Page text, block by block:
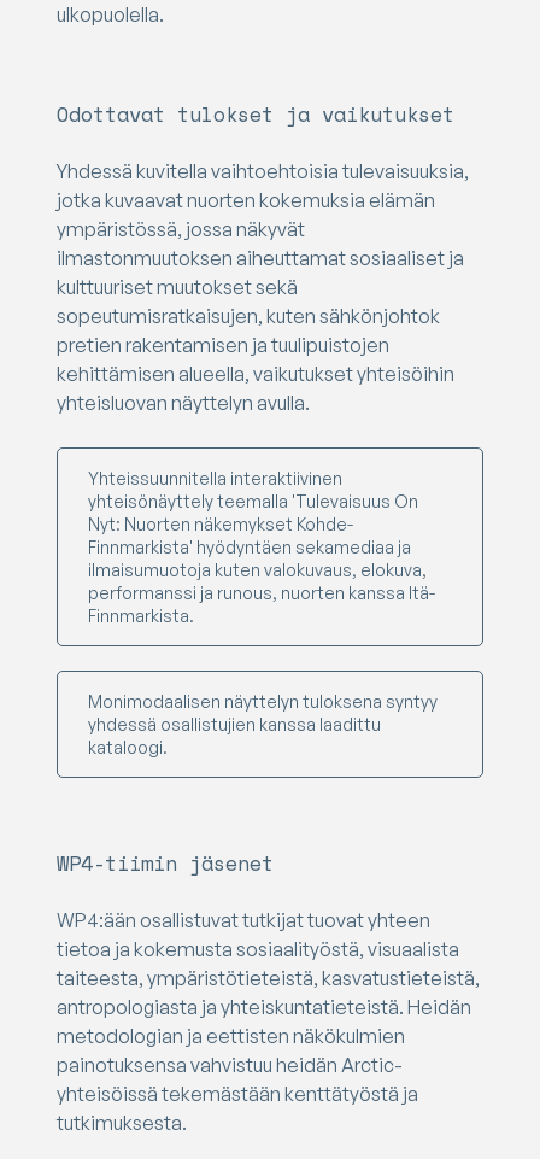
ulkopuolella.
Odottavat tulokset ja vaikutukset
Yhdessä kuvitella vaihtoehtoisia tulevaisuuksia,
jotka kuvaavat nuorten kokemuksia elämän
ympäristössä, jossa näkyvät
ilmastonmuutoksen aiheuttamat sosiaaliset ja
kulttuuriset muutokset sekä
sopeutumisratkaisujen, kuten sähkönjohtok
pretien rakentamisen ja tuulipuistojen
kehittämisen alueella, vaikutukset yhteisöihin
yhteisluovan näyttelyn avulla.
Yhteissuunnitella interaktiivinen
yhteisönäyttely teemalla 'Tulevaisuus On
Nyt: Nuorten näkemykset Kohde-
Finnmarkista' hyödyntäen sekamediaa ja
ilmaisumuotoja kuten valokuvaus, elokuva,
performanssi ja runous, nuorten kanssa Itä-
Finnmarkista.
Monimodaalisen näyttelyn tuloksena syntyy
yhdessä osallistujien kanssa laadittu
kataloogi.
WP4-tiimin jäsenet
WP4:ään osallistuvat tutkijat tuovat yhteen
tietoa ja kokemusta sosiaalityöstä, visuaalista
taiteesta, ympäristötieteistä, kasvatustieteistä,
antropologiasta ja yhteiskuntatieteistä. Heidän
metodologian ja eettisten näkökulmien
painotuksensa vahvistuu heidän Arctic-
yhteisöissä tekemästään kenttätyöstä ja
tutkimuksesta.